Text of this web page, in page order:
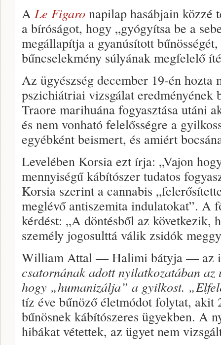
A Le Figaro napilap hasábjain közzé
a bíróságot, hogy „gyógyítsa be a
megállapítja a gyanúsított
bűncselekmény súlyának megfelelő
Az ügyészség december 19-én hozta
pszichiátriai vizsgálat eredményének
Traore marihuána fogyasztása utáni
és nem vonható felelősségre a
egyébként beismert, és amiért
Levelében Korsia ezt írja: „Vajon
mennyiségű kábítószer tudatos
Korsia szerint a cannabis
meglévő antiszemita indulatokat”. A
kérdést: „A döntésből az következik,
személy jogosulttá válik zsidók
William Attal — Halimi bátyja — az
csatornának adott nyilatkozatában az
hogy „humanizálja” a gyilkost.
tíz éve bűnöző életmódot folytat, akit
bűnösnek kábítószeres ügyekben. A
hibákat vétettek, az ügyet nem